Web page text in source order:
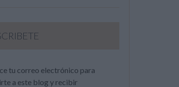
tu correo electrónico para
a este blog y recibir